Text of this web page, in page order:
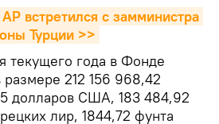
встретился с замминистра
Турции >>
текущего года в Фонде
212 156 968,42
долларов США, 183 484,92
лир, 1844,72 фунта